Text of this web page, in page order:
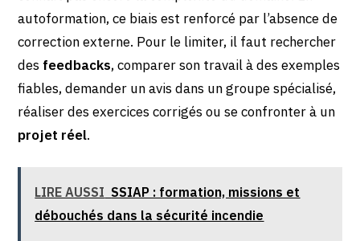
autoformation, ce biais est renforcé par l’absence de
correction externe. Pour le limiter, il faut rechercher
des feedbacks, comparer son travail à des exemples
fiables, demander un avis dans un groupe spécialisé,
réaliser des exercices corrigés ou se confronter à un
projet réel.
LIRE AUSSI SSIAP : formation, missions et
débouchés dans la sécurité incendie